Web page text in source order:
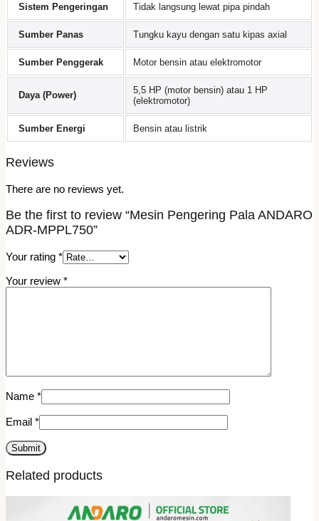
Sistem Pengeringan Tidak langsung lewat pipa pindah
Sumber Panas Tungku kayu dengan satu kipas axial
Sumber Penggerak Motor bensin atau elektromotor
Daya (Power)
5,5 HP (motor bensin) atau 1 HP
(elektromotor)
Sumber Energi Bensin atau listrik
Reviews
There are no reviews yet.
Be the first to review “Mesin Pengering Pala ANDARO
ADR-MPPL750”
Your rating *
Your review *
Name *
Email *
Related products